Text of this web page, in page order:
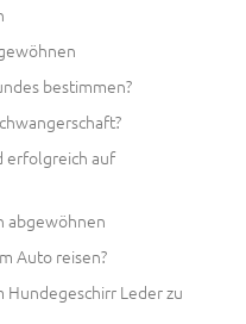
bestimmen?
erfolgreich auf
abgewöhnen
Auto reisen?
Leder zu